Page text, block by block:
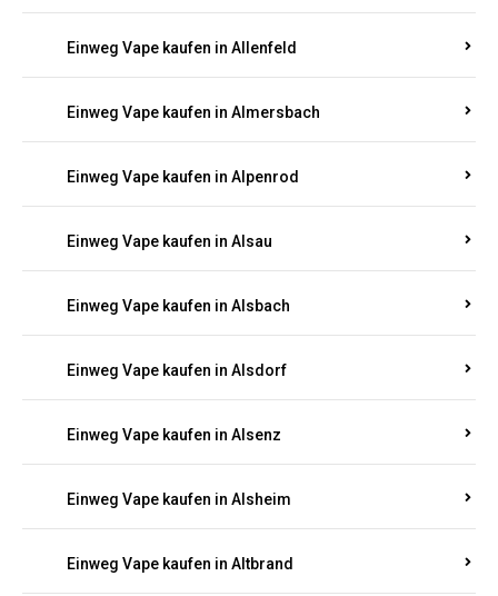
Einweg Vape kaufen in Allenfeld
Einweg Vape kaufen in Almersbach
Einweg Vape kaufen in Alpenrod
Einweg Vape kaufen in Alsau
Einweg Vape kaufen in Alsbach
Einweg Vape kaufen in Alsdorf
Einweg Vape kaufen in Alsenz
Einweg Vape kaufen in Alsheim
Einweg Vape kaufen in Altbrand